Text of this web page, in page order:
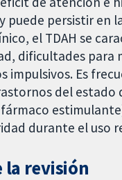
puede persistir en
el TDAH se
dificultades para
impulsivos. Es
del estado
durante el uso
la revisión